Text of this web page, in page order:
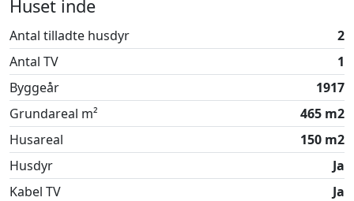
Huset inde
Antal tilladte husdyr
2
Antal TV
1
Byggeår
1917
Grundareal m²
465 m2
Husareal
150 m2
Husdyr
Ja
Kabel TV
Ja